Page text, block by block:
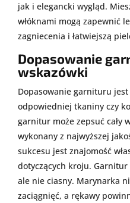
jak i elegancki wygląd.
włóknami mogą zapewnić
zagniecenia i łatwiejszą
Dopasowanie
wskazówki
Dopasowanie garnituru
odpowiedniej tkaniny czy
garnitur może zepsuć cały
wykonany z najwyższej
sukcesu jest znajomość
dotyczących kroju.
ale nie ciasny. Marynarka
zaciągnięć, a rękawy